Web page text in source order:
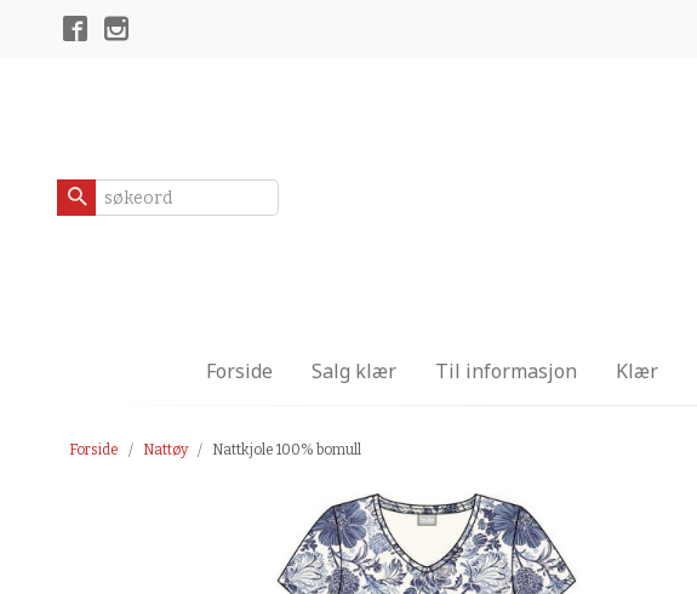
Forside Salg klær Til informasjon Klær
Forside Nattøy Nattkjole 100% bomull